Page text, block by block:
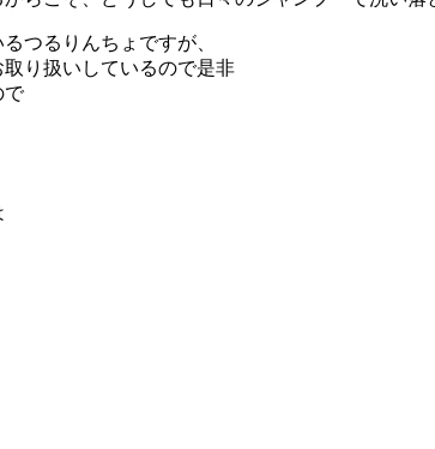
つるりんちょですが、
り扱いしているので是非
で